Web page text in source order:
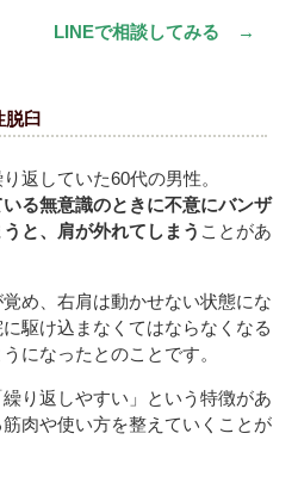
LINEで相談してみる →
脱臼
返していた60代の男性。
る無意識のときに不意にバンザ
と、肩が外れてしまう ことがあ
め、右肩は動かせない状態にな
駆け込まなくてはならなくなる
になったとのことです。
り返しやすい」という特徴があ
肉や使い方を整えていくことが